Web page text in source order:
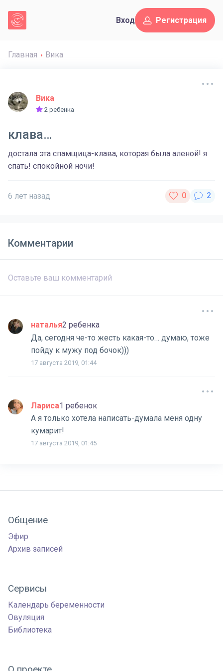
Вход Регистрация
Главная Вика
Вика
2 ребенка
клава…
достала эта спамщица-клава, которая была аленой! я
спать! спокойной ночи!
6 лет назад
Комментарии
наталья2 ребенка
Да, сегодня че-то жесть какая-то… думаю, тоже
пойду к мужу под бочок)))
17 августа 2019, 01:44
Лариса1 ребенок
А я только хотела написать-думала меня одну
кумарит!
17 августа 2019, 01:45
Общение
Эфир
Архив записей
Сервисы
Календарь беременности
Овуляция
Библиотека